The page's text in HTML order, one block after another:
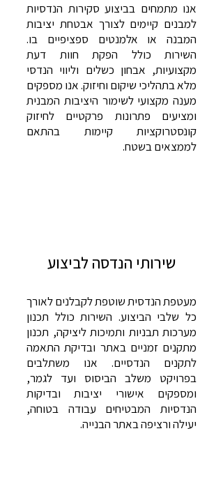
אנו מתמחים בביצוע סקירות הנדסיות
למבנים קיימים לצורך אבטחת יציבות
המבנה או אלמנטים ספציפיים בו.
השירות כולל הפקת חוות דעת
מקצועיות, אבחון כשלים וליווי הנדסי
מלא בתהליכי שיקום וחיזוק. אנו מספקים
מענה מקצועי לשימור היציבות המבנית
ומציעים פתרונות פרקטיים לחיזוק
קונסטרוקציות קיימות בהתאם
לממצאים בשטח.
שירותי הנדסה לביצוע​
מעטפת הנדסית שוטפת לקבלנים לאורך
כל שלבי הביצוע. השירות כולל תכנון
מערכות תבניות ותמיכות ליציקה, תכנון
מתקנים זמניים באתר ובדיקת התאמה
לתקנים הנדסיים. אנו משתלבים
בפרויקט משלב הביסוס ועד לגמר,
ומספקים אישורי יציבות ובדיקות
הנדסיות המבטיחים עבודה בטוחה,
יעילה ורציפה באתר הבנייה.